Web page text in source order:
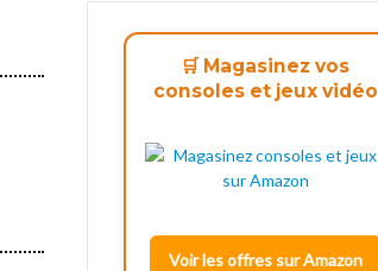
🛒 Magasinez vos
consoles et jeux vidéo
Voir les offres sur Amazon